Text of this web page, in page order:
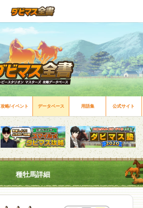
攻略/イベント データベース 用語集 公式サイト
種牡馬詳細